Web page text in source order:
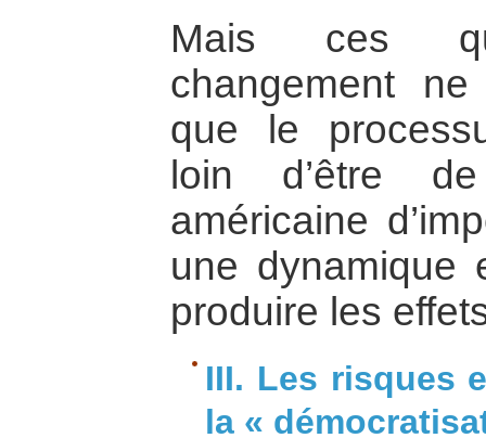
Mais ces
changement
que le
loin d’être
américaine
une dynamique
produire les
III. Les risques
la «